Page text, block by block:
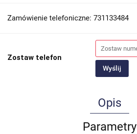
Zamówienie telefoniczne: 731133484
Zostaw telefon
Wyślij
Opis
Parametry